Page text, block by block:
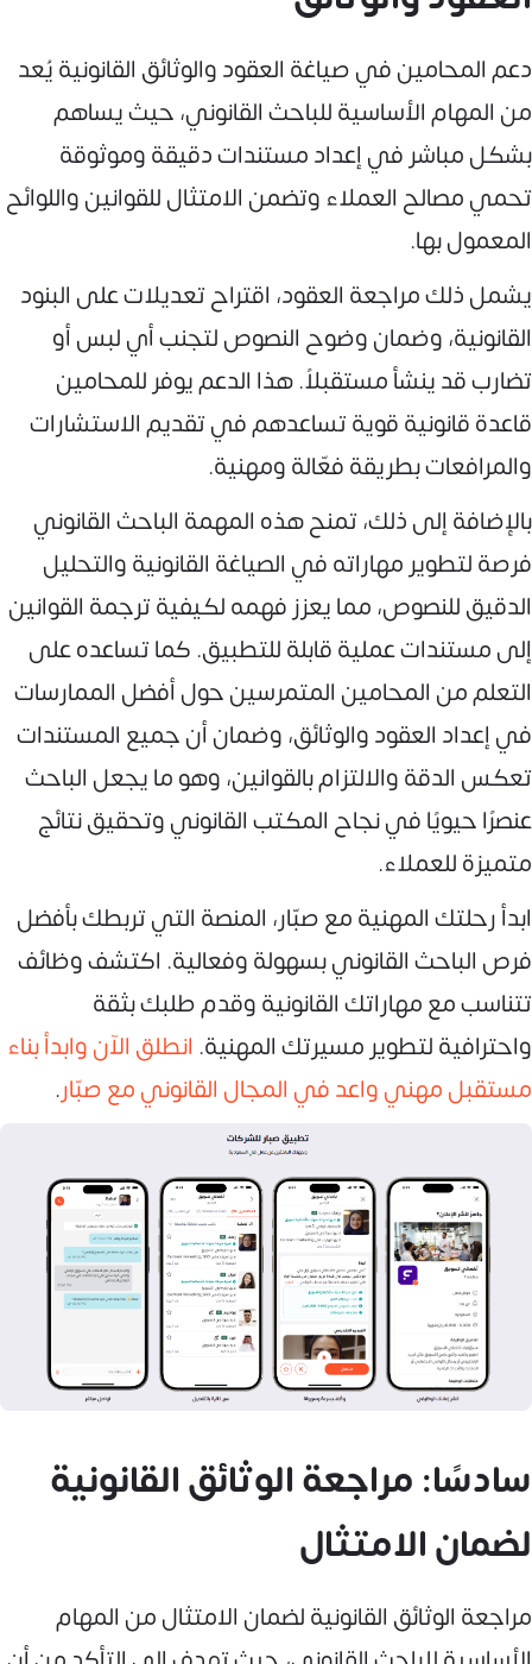
دعم المحامين في صياغة العقود والوثائق القانونية يُعد
من المهام الأساسية للباحث القانوني، حيث يساهم
بشكل مباشر في إعداد مستندات دقيقة وموثوقة
تحمي مصالح العملاء وتضمن الامتثال للقوانين واللوائح
المعمول بها.
يشمل ذلك مراجعة العقود، اقتراح تعديلات على البنود
القانونية، وضمان وضوح النصوص لتجنب أي لبس أو
تضارب قد ينشأ مستقبلاً. هذا الدعم يوفر للمحامين
قاعدة قانونية قوية تساعدهم في تقديم الاستشارات
والمرافعات بطريقة فعّالة ومهنية.
بالإضافة إلى ذلك، تمنح هذه المهمة الباحث القانوني
فرصة لتطوير مهاراته في الصياغة القانونية والتحليل
الدقيق للنصوص، مما يعزز فهمه لكيفية ترجمة القوانين
إلى مستندات عملية قابلة للتطبيق. كما تساعده على
التعلم من المحامين المتمرسين حول أفضل الممارسات
في إعداد العقود والوثائق، وضمان أن جميع المستندات
تعكس الدقة والالتزام بالقوانين، وهو ما يجعل الباحث
عنصرًا حيويًا في نجاح المكتب القانوني وتحقيق نتائج
متميزة للعملاء.
ابدأ رحلتك المهنية مع صبّار، المنصة التي تربطك بأفضل
فرص الباحث القانوني بسهولة وفعالية. اكتشف وظائف
تتناسب مع مهاراتك القانونية وقدم طلبك بثقة
واحترافية لتطوير مسيرتك المهنية. انطلق الآن وابدأ بناء
مستقبل مهني واعد في المجال القانوني مع صبّار.
سادسًا: مراجعة الوثائق القانونية
لضمان الامتثال
مراجعة الوثائق القانونية لضمان الامتثال من المهام